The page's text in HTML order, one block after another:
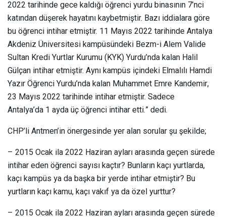
2022 tarihinde gece kaldığı öğrenci yurdu binasının 7’nci
katından düşerek hayatını kaybetmiştir. Bazı iddialara göre
bu öğrenci intihar etmiştir. 11 Mayıs 2022 tarihinde Antalya
Akdeniz Üniversitesi kampüsündeki Bezm-i Alem Valide
Sultan Kredi Yurtlar Kurumu (KYK) Yurdu’nda kalan Halil
Gülçan intihar etmiştir. Aynı kampüs içindeki Elmalılı Hamdi
Yazır Öğrenci Yurdu’nda kalan Muhammet Emre Kandemir,
23 Mayıs 2022 tarihinde intihar etmiştir. Sadece
Antalya’da 1 ayda üç öğrenci intihar etti.” dedi.
CHP’li Antmen’in önergesinde yer alan sorular şu şekilde;
– 2015 Ocak ila 2022 Haziran ayları arasında geçen sürede
intihar eden öğrenci sayısı kaçtır? Bunların kaçı yurtlarda,
kaçı kampüs ya da başka bir yerde intihar etmiştir? Bu
yurtların kaçı kamu, kaçı vakıf ya da özel yurttur?
– 2015 Ocak ila 2022 Haziran ayları arasında geçen sürede